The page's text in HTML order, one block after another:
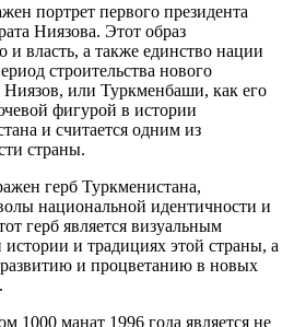
портрет первого президента
Ниязова. Этот образ
и власть, а также единство нации
строительства нового
Ниязов, или Туркменбаши, как его
фигурой в истории
и считается одним из
страны.
герб Туркменистана,
национальной идентичности и
герб является визуальным
и традициях этой страны, а
и процветанию в новых
1000 манат 1996 года является не